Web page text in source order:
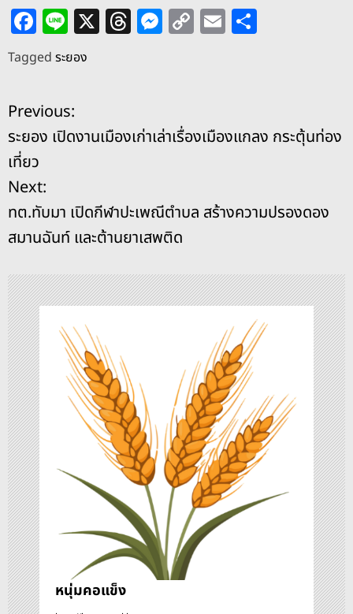
F
a
c
e
b
o
o
k
Li
n
e
X T
h
d
s
M
e
n
g
C
o
Li
n
E
m
Tagged ระยอง
แ
น
ะ
แ
น
ว
เ
รื่
อ
ง
Previous:
ระยอง เปิดงานเมืองเก่าเล่าเรื่องเมืองแกลง กระตุ้นท่อง
เที่ยว
Next:
ทต.ทับมา เปิดกีฬาปะเพณีตำบล สร้างความปรองดอง
สมานฉันท์ และต้านยาเสพติด
หนุ่มคอแข็ง